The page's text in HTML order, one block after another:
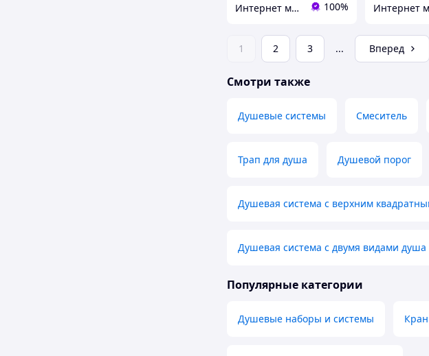
Интернет магазин дверей и сантехники KIRI 100%
1 2 3 ... Вперед
Смотри также
Душевые системы Смеситель
Трап для душа Душевой порог
Душевая система с верхним
Душевая система с двумя видами душа
Популярные категории
Душевые наборы и системы